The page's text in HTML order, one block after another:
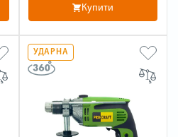
Купити
УДАРНА